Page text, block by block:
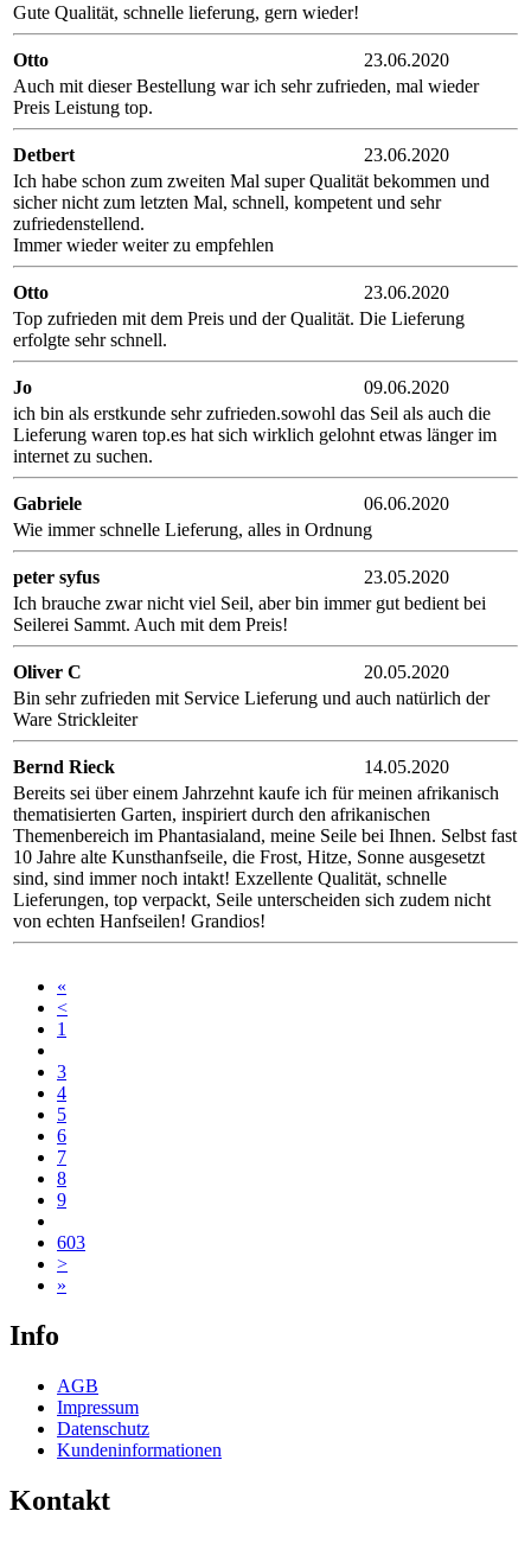
Gute Qualität, schnelle lieferung, gern wieder!
Otto
23.06.2020
Auch mit dieser Bestellung war ich sehr zufrieden, mal wieder
Preis Leistung top.
Detbert
23.06.2020
Ich habe schon zum zweiten Mal super Qualität bekommen und
sicher nicht zum letzten Mal, schnell, kompetent und sehr
zufriedenstellend.
Immer wieder weiter zu empfehlen
Otto
23.06.2020
Top zufrieden mit dem Preis und der Qualität. Die Lieferung
erfolgte sehr schnell.
Jo
09.06.2020
ich bin als erstkunde sehr zufrieden.sowohl das Seil als auch die
Lieferung waren top.es hat sich wirklich gelohnt etwas länger im
internet zu suchen.
Gabriele
06.06.2020
Wie immer schnelle Lieferung, alles in Ordnung
peter syfus
23.05.2020
Ich brauche zwar nicht viel Seil, aber bin immer gut bedient bei
Seilerei Sammt. Auch mit dem Preis!
Oliver C
20.05.2020
Bin sehr zufrieden mit Service Lieferung und auch natürlich der
Ware Strickleiter
Bernd Rieck
14.05.2020
Bereits sei über einem Jahrzehnt kaufe ich für meinen afrikanisch
thematisierten Garten, inspiriert durch den afrikanischen
Themenbereich im Phantasialand, meine Seile bei Ihnen. Selbst fast
10 Jahre alte Kunsthanfseile, die Frost, Hitze, Sonne ausgesetzt
sind, sind immer noch intakt! Exzellente Qualität, schnelle
Lieferungen, top verpackt, Seile unterscheiden sich zudem nicht
von echten Hanfseilen! Grandios!
«
<
1
3
4
5
6
7
8
9
603
>
»
Info
AGB
Impressum
Datenschutz
Kundeninformationen
Kontakt